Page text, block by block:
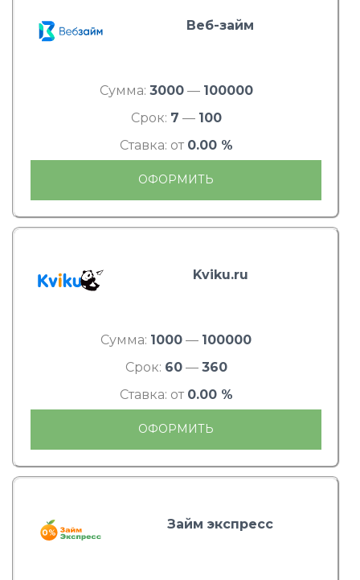
Веб-займ
Сумма: 3000— 100000
Срок: 7 — 100
Ставка: от 0.00 %
ОФОРМИТЬ
Kviku.ru
Сумма: 1000 — 100000
Срок: 60— 360
Ставка: от 0.00 %
ОФОРМИТЬ
Займ экспресс